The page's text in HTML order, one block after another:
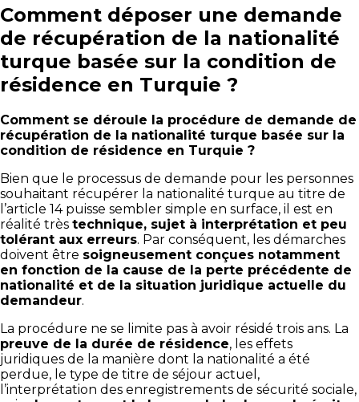
Comment déposer une demande
de récupération de la nationalité
turque basée sur la condition de
résidence en Turquie ?
Comment se déroule la procédure de demande de
récupération de la nationalité turque basée sur la
condition de résidence en Turquie ?
Bien que le processus de demande pour les personnes
souhaitant récupérer la nationalité turque au titre de
l’article 14 puisse sembler simple en surface, il est en
réalité très technique, sujet à interprétation et peu
tolérant aux erreurs. Par conséquent, les démarches
doivent être soigneusement conçues notamment
en fonction de la cause de la perte précédente de
nationalité et de la situation juridique actuelle du
demandeur.
La procédure ne se limite pas à avoir résidé trois ans. La
preuve de la durée de résidence, les effets
juridiques de la manière dont la nationalité a été
perdue, le type de titre de séjour actuel,
l’interprétation des enregistrements de sécurité sociale,